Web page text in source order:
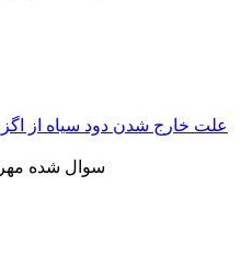
سوال شده مهر 18, 1396